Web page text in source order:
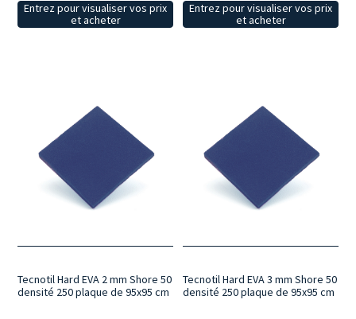
Entrez pour visualiser vos prix
et acheter
Entrez pour visualiser vos prix
et acheter
Tecnotil Hard EVA 2 mm Shore 50
densité 250 plaque de 95x95 cm
Tecnotil Hard EVA 3 mm Shore 50
densité 250 plaque de 95x95 cm